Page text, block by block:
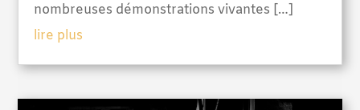
nombreuses démonstrations vivantes […]
lire plus